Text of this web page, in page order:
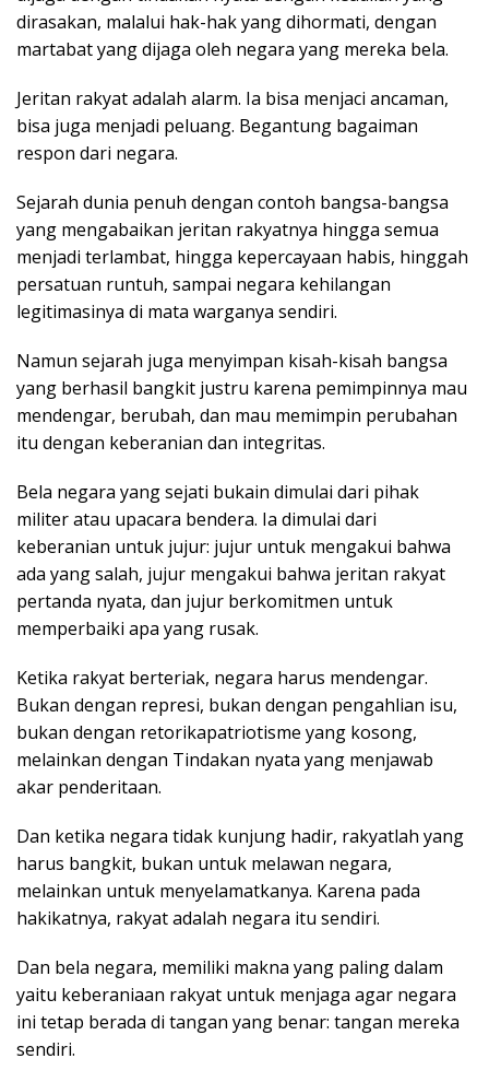
dirasakan, malalui hak-hak yang dihormati, dengan
martabat yang dijaga oleh negara yang mereka bela.
Jeritan rakyat adalah alarm. Ia bisa menjaci ancaman,
bisa juga menjadi peluang. Begantung bagaiman
respon dari negara.
Sejarah dunia penuh dengan contoh bangsa-bangsa
yang mengabaikan jeritan rakyatnya hingga semua
menjadi terlambat, hingga kepercayaan habis, hinggah
persatuan runtuh, sampai negara kehilangan
legitimasinya di mata warganya sendiri.
Namun sejarah juga menyimpan kisah-kisah bangsa
yang berhasil bangkit justru karena pemimpinnya mau
mendengar, berubah, dan mau memimpin perubahan
itu dengan keberanian dan integritas.
Bela negara yang sejati bukain dimulai dari pihak
militer atau upacara bendera. Ia dimulai dari
keberanian untuk jujur: jujur untuk mengakui bahwa
ada yang salah, jujur mengakui bahwa jeritan rakyat
pertanda nyata, dan jujur berkomitmen untuk
memperbaiki apa yang rusak.
Ketika rakyat berteriak, negara harus mendengar.
Bukan dengan represi, bukan dengan pengahlian isu,
bukan dengan retorikapatriotisme yang kosong,
melainkan dengan Tindakan nyata yang menjawab
akar penderitaan.
Dan ketika negara tidak kunjung hadir, rakyatlah yang
harus bangkit, bukan untuk melawan negara,
melainkan untuk menyelamatkanya. Karena pada
hakikatnya, rakyat adalah negara itu sendiri.
Dan bela negara, memiliki makna yang paling dalam
yaitu keberaniaan rakyat untuk menjaga agar negara
ini tetap berada di tangan yang benar: tangan mereka
sendiri.